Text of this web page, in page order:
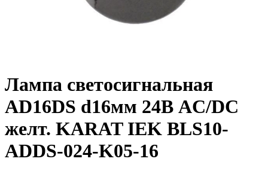
Лампа светосигнальная
AD16DS d16мм 24В AC/DC
желт. KARAT IEK BLS10-
ADDS-024-K05-16